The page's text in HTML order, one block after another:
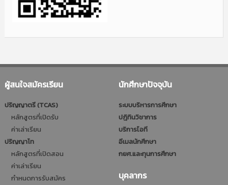
ผู้สนใจสมัครเรียน
ปริญญาตรี (TCAS)
หลักสูตรที่เปิดรับ
ค่าเล่าเรียน
ปริญญาโท
หลักสูตรที่เปิดสอน
ค่าเล่าเรียน
กำหนดการรับสมัคร
นักศึกษาปัจจุบัน
ระบบบริหารการศึกษา
ปฎิทินวิชาการ
บริการไอที
อีเมลนักศึกษา
กยศ.และทุนการศึกษา
บุคลากร